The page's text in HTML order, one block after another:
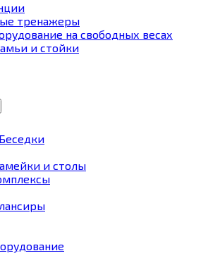
тренажеры
на свободных весах
и стойки
и столы